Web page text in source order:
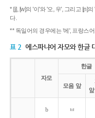
* [j], [w]의 '이'와 '오, 우', 그리고 [ɲ]
다.
** 독일어의 경우에는 '에', 프랑스
표 2 에스파냐어 자모와 한글
자모
한글
모음 앞
b ㅂ